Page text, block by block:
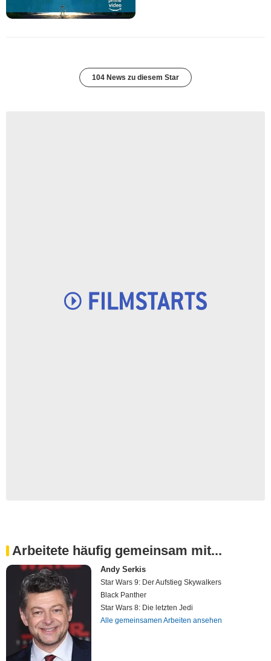
104 News zu diesem Star
Arbeitete häufig gemeinsam mit...
Andy Serkis
Star Wars 9: Der Aufstieg Skywalkers
Black Panther
Star Wars 8: Die letzten Jedi
Alle gemeinsamen Arbeiten ansehen